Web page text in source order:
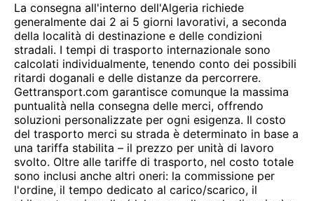
La consegna all'interno dell'Algeria richiede
generalmente dai 2 ai 5 giorni lavorativi, a seconda
della località di destinazione e delle condizioni
stradali. I tempi di trasporto internazionale sono
calcolati individualmente, tenendo conto dei possibili
ritardi doganali e delle distanze da percorrere.
Gettransport.com garantisce comunque la massima
puntualità nella consegna delle merci, offrendo
soluzioni personalizzate per ogni esigenza. Il costo
del trasporto merci su strada è determinato in base a
una tariffa stabilita – il prezzo per unità di lavoro
svolto. Oltre alle tariffe di trasporto, nel costo totale
sono inclusi anche altri oneri: la commissione per
l'ordine, il tempo dedicato al carico/scarico, il